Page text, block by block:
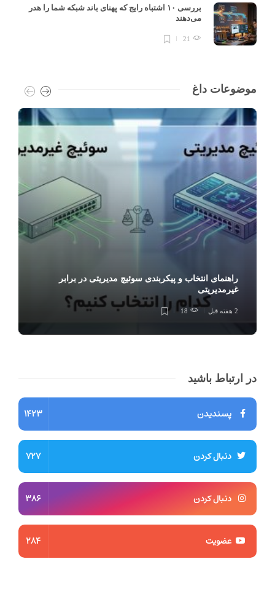
بررسی ۱۰ اشتباه رایج که پهنای باند شبکه شما را هدر
می‌دهند
21
موضوعات داغ
راهنمای انتخاب و پیکربندی سوئیچ مدیریتی در برابر
غیرمدیریتی
2 هفته قبل 18
در ارتباط باشید
پسندیدن 1423
دنبال کردن 727
دنبال کردن 386
عضویت 284